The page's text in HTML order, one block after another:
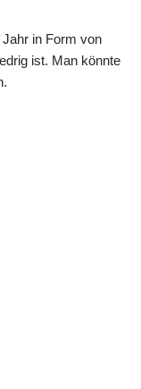
in Form von
ist. Man könnte